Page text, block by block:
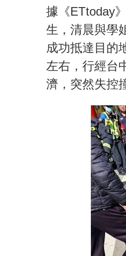
據《ETtoday
生，清晨與學
成功抵達目的
左右，行經台
濟，突然失控